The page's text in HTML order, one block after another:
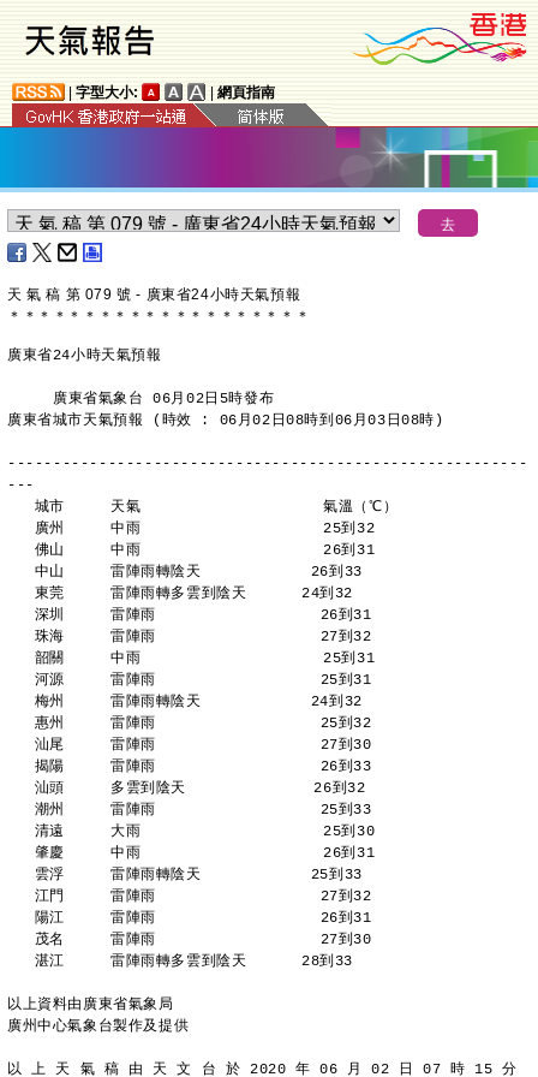
字型大小: 網頁指南
天 氣 稿 第 079 號 - 廣東省24小時天氣預報
＊ ＊ ＊ ＊ ＊ ＊ ＊ ＊ ＊ ＊ ＊ ＊ ＊ ＊ ＊ ＊ ＊ ＊ ＊ ＊
廣東省24小時天氣預報
     廣東省氣象台 06月02日5時發布
廣東省城市天氣預報 (時效 : 06月02日08時到06月03日08時)
---------------------------------------------------------
---
   城市     天氣                    氣溫（℃）
   廣州     中雨                    25到32
   佛山     中雨                    26到31
   中山     雷陣雨轉陰天            26到33
   東莞     雷陣雨轉多雲到陰天      24到32
   深圳     雷陣雨                  26到31
   珠海     雷陣雨                  27到32
   韶關     中雨                    25到31
   河源     雷陣雨                  25到31
   梅州     雷陣雨轉陰天            24到32
   惠州     雷陣雨                  25到32
   汕尾     雷陣雨                  27到30
   揭陽     雷陣雨                  26到33
   汕頭     多雲到陰天              26到32
   潮州     雷陣雨                  25到33
   清遠     大雨                    25到30
   肇慶     中雨                    26到31
   雲浮     雷陣雨轉陰天            25到33
   江門     雷陣雨                  27到32
   陽江     雷陣雨                  26到31
   茂名     雷陣雨                  27到30
   湛江     雷陣雨轉多雲到陰天      28到33
以上資料由廣東省氣象局
廣州中心氣象台製作及提供
以 上 天 氣 稿 由 天 文 台 於 2020 年 06 月 02 日 07 時 15 分